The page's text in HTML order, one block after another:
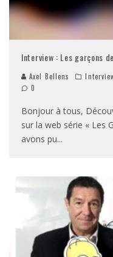
Interview : Les garçons
Axel Bellens
0
Bonjour à tous,
sur la web série « Les
avons pu...